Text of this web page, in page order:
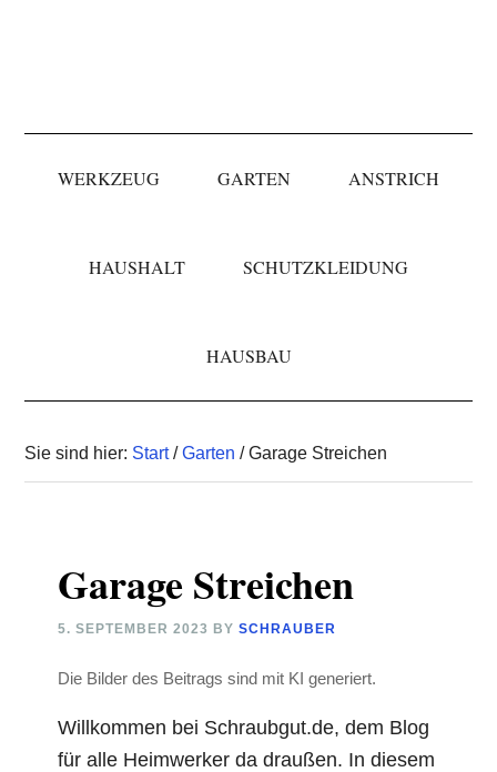
WERKZEUG GARTEN ANSTRICH
HAUSHALT SCHUTZKLEIDUNG
HAUSBAU
Sie sind hier: Start/Garten / Garage Streichen
Garage Streichen
5. SEPTEMBER 2023 BYSCHRAUBER
Die Bilder des Beitrags sind mit KI generiert.
Willkommen bei Schraubgut.de, dem Blog
für alle Heimwerker da draußen. In diesem